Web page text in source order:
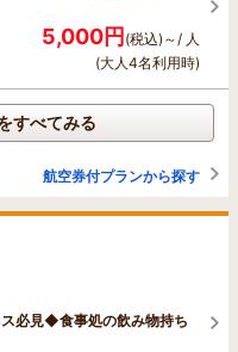
5,000円(税込)～/ 人
(大人4名利用時)
すべてみる
航空券付プランから探す
必見◆食事処の飲み物持ち